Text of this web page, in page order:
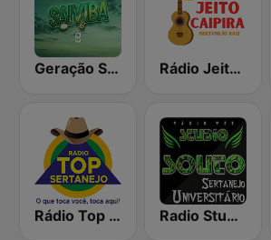
Geração Samba Rádio Jeito Caipira Sertanejo Raiz
Rádio Top Sertanejo Radio Studio Souto - Sertanejo Universitario